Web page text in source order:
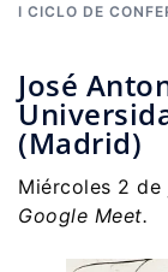
I CICLO DE
José
(Madrid)
Miércoles 2 de
Google Meet.